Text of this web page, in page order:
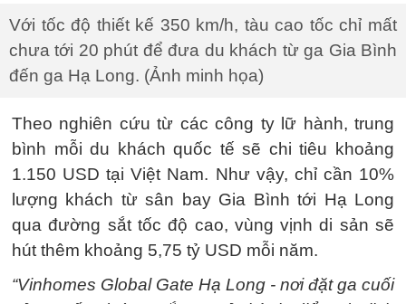
Với tốc độ thiết kế 350 km/h, tàu cao tốc chỉ mất
chưa tới 20 phút để đưa du khách từ ga Gia Bình
đến ga Hạ Long. (Ảnh minh họa)
Theo nghiên cứu từ các công ty lữ hành, trung
bình mỗi du khách quốc tế sẽ chi tiêu khoảng
1.150 USD tại Việt Nam. Như vậy, chỉ cần 10%
lượng khách từ sân bay Gia Bình tới Hạ Long
qua đường sắt tốc độ cao, vùng vịnh di sản sẽ
hút thêm khoảng 5,75 tỷ USD mỗi năm.
“Vinhomes Global Gate Hạ Long - nơi đặt ga cuối